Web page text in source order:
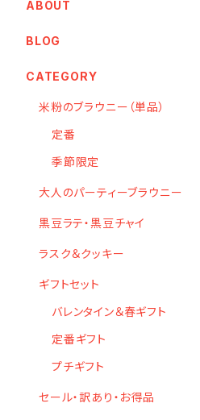
ABOUT
BLOG
CATEGORY
米粉のブラウニー（単品）
定番
季節限定
大人のパーティーブラウニー
黒豆ラテ・黒豆チャイ
ラスク＆クッキー
ギフトセット
バレンタイン＆春ギフト
定番ギフト
プチギフト
セール・訳あり・お得品